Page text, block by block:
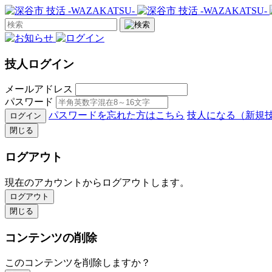
技人ログイン
メールアドレス
パスワード
ログイン パスワードを忘れた方はこちら 技人になる（新規
閉じる
ログアウト
現在のアカウントからログアウトします。
ログアウト
閉じる
コンテンツの削除
このコンテンツを削除しますか？